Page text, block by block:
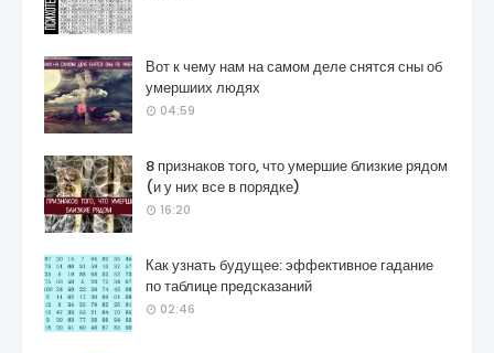
Вот к чему нам на самом деле снятся сны об
умершиих людях
04:59
8 признаков того, что умершие близкие рядом
(и у них все в порядке)
16:20
Как узнать будущее: эффективное гадание
по таблице предсказаний
02:46